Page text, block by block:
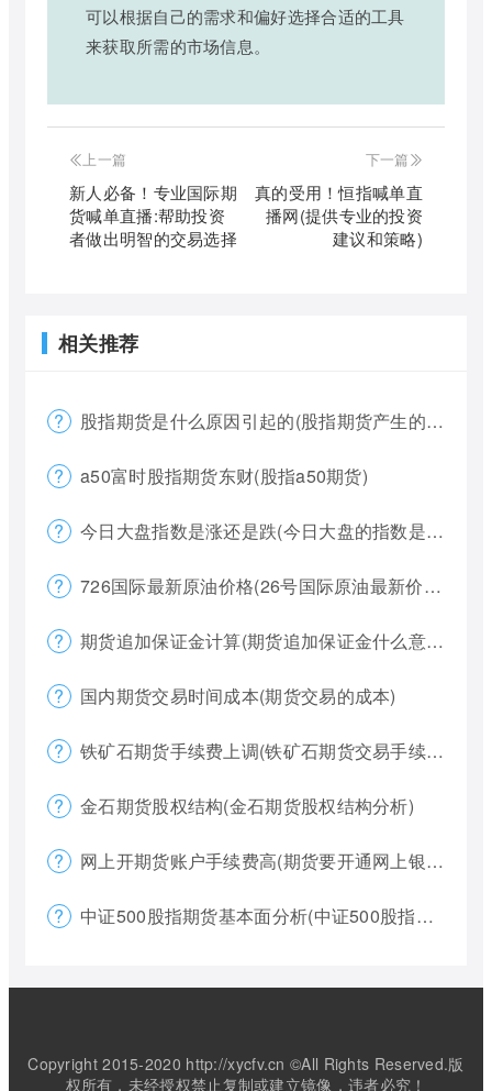
可以根据自己的需求和偏好选择合适的工具
来获取所需的市场信息。
上一篇
新人必备！专业国际期
货喊单直播:帮助投资
者做出明智的交易选择
下一篇
真的受用！恒指喊单直
播网(提供专业的投资
建议和策略)
相关推荐
股指期货是什么原因引起的(股指期货产生的原因)
a50富时股指期货东财(股指a50期货)
今日大盘指数是涨还是跌(今日大盘的指数是多少)
726国际最新原油价格(26号国际原油最新价格)
期货追加保证金计算(期货追加保证金什么意思)
国内期货交易时间成本(期货交易的成本)
铁矿石期货手续费上调(铁矿石期货交易手续费多少)
金石期货股权结构(金石期货股权结构分析)
网上开期货账户手续费高(期货要开通网上银行)
中证500股指期货基本面分析(中证500股指期货是什么意思)
Copyright 2015-2020 http://xycfv.cn ©All Rights Reserved.版
权所有，未经授权禁止复制或建立镜像，违者必究！